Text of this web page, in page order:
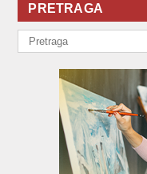
PRETRAGA